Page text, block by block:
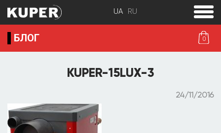
0
toggle
menu
БЛОГ
KUPER-15LUX-3
24/11/2016